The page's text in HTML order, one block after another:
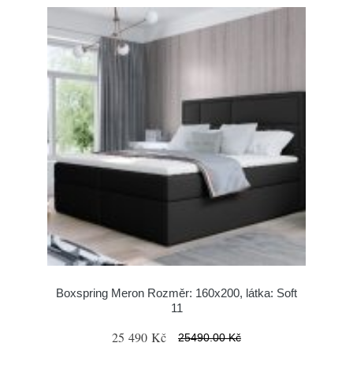
Boxspring Meron Rozměr: 160x200, látka: Soft
11
25 490 Kč 25490.00 Kč